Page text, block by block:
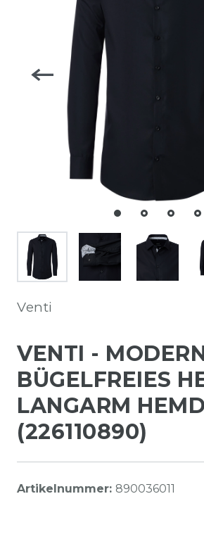
Venti
VENTI -
BÜGELFREIES
LANGARM HEMD
(226110890)
Artikelnummer: 890036011